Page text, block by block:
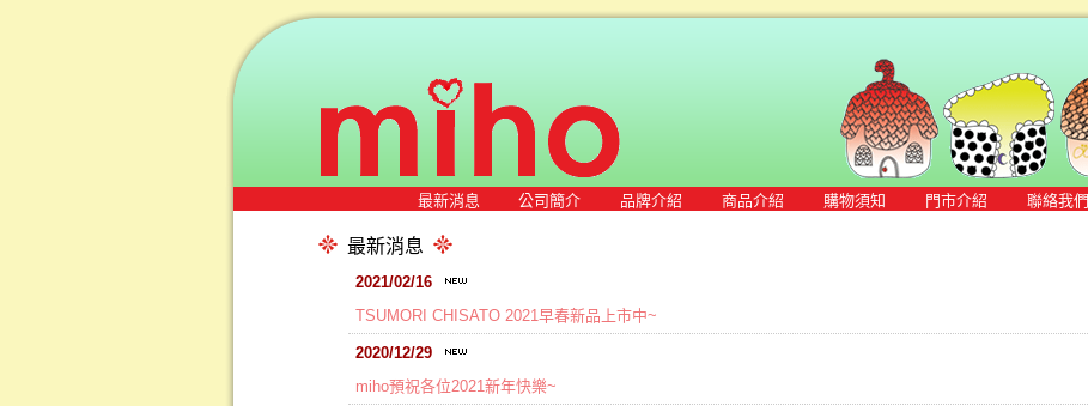
最新消息 公司簡介 品牌介紹 商品介紹 購物須知 門市介紹 聯絡我們
最新消息
2021/02/16
TSUMORI CHISATO 2021早春新品上市中~
2020/12/29
miho預祝各位2021新年快樂~